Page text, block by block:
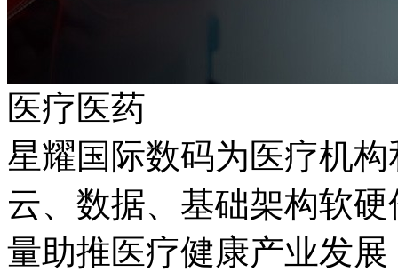
医疗医药
星耀国际数码为医疗机
云、数据、基础架构
量助推医疗健康产业发展